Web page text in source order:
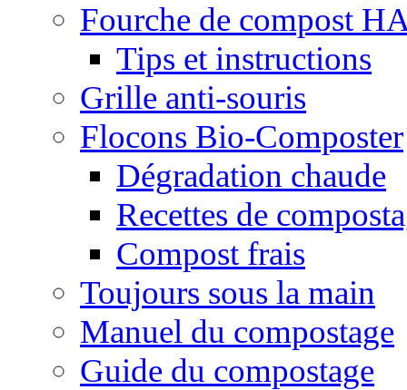
Fourche de compost
Tips et instructions
Grille anti-souris
Flocons Bio-Composter
Dégradation chaude
Recettes de
Compost frais
Toujours sous la main
Manuel du compostage
Guide du compostage